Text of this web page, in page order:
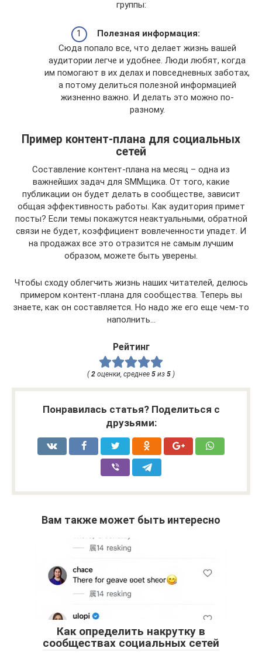
группы:
Полезная информация:
Сюда попало все, что делает жизнь вашей
аудитории легче и удобнее. Люди любят, когда
им помогают в их делах и повседневных заботах,
а потому делиться полезной информацией
жизненно важно. И делать это можно по-
разному.
Пример контент-плана для социальных
сетей
Составление контент-плана на месяц – одна из
важнейших задач для SMMщика. От того, какие
публикации он будет делать в сообществе, зависит
общая эффективность работы. Как аудитория примет
посты? Если темы покажутся неактуальными, обратной
связи не будет, коэффициент вовлеченности упадет. И
на продажах все это отразится не самым лучшим
образом, можете быть уверены.
Чтобы сходу облегчить жизнь наших читателей, делюсь
примером контент-плана для сообщества. Теперь вы
знаете, как он составляется. Но надо же его еще чем-то
наполнить…
Рейтинг
( 2 оценки, среднее 5 из 5 )
Понравилась статья? Поделиться с
друзьями:
Вам также может быть интересно
Как определить накрутку в
сообществах социальных сетей